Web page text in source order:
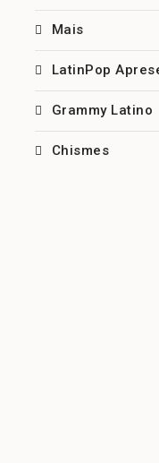
Mais
LatinPop
Grammy Latino
Chismes